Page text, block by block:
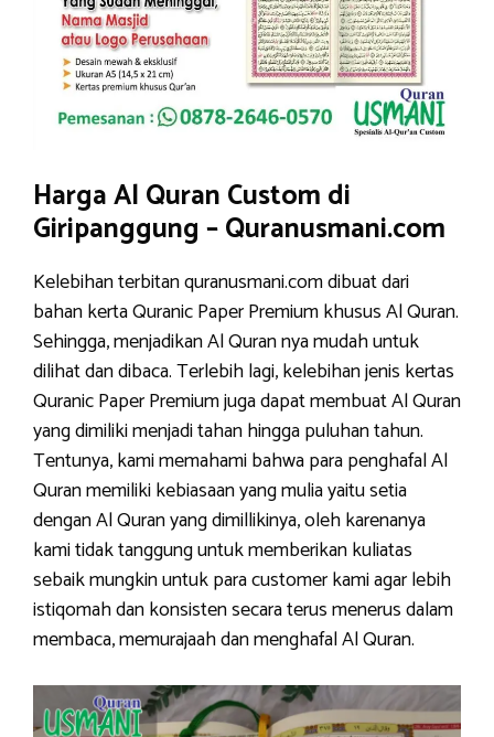
Harga Al Quran Custom di
Giripanggung – Quranusmani.com
Kelebihan terbitan quranusmani.com dibuat dari
bahan kerta Quranic Paper Premium khusus Al Quran.
Sehingga, menjadikan Al Quran nya mudah untuk
dilihat dan dibaca. Terlebih lagi, kelebihan jenis kertas
Quranic Paper Premium juga dapat membuat Al Quran
yang dimiliki menjadi tahan hingga puluhan tahun.
Tentunya, kami memahami bahwa para penghafal Al
Quran memiliki kebiasaan yang mulia yaitu setia
dengan Al Quran yang dimillikinya, oleh karenanya
kami tidak tanggung untuk memberikan kuliatas
sebaik mungkin untuk para customer kami agar lebih
istiqomah dan konsisten secara terus menerus dalam
membaca, memurajaah dan menghafal Al Quran.